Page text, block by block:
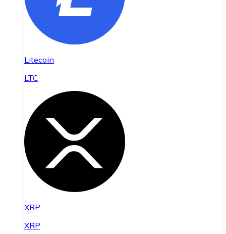
Litecoin
LTC
XRP
XRP